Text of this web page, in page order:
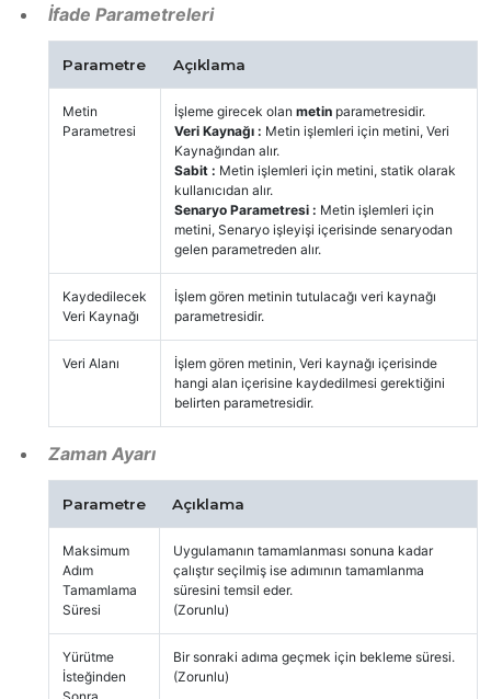
İfade Parametreleri
Parametre Açıklama
Metin
Parametresi
İşleme girecek olan metin parametresidir.
Veri Kaynağı : Metin işlemleri için metini, Veri
Kaynağından alır.
Sabit : Metin işlemleri için metini, statik olarak
kullanıcıdan alır.
Senaryo Parametresi : Metin işlemleri için
metini, Senaryo işleyişi içerisinde senaryodan
gelen parametreden alır.
Kaydedilecek
Veri Kaynağı
İşlem gören metinin tutulacağı veri kaynağı
parametresidir.
Veri Alanı
İşlem gören metinin, Veri kaynağı içerisinde
hangi alan içerisine kaydedilmesi gerektiğini
belirten parametresidir.
Zaman Ayarı
Parametre Açıklama
Maksimum
Adım
Tamamlama
Süresi
Uygulamanın tamamlanması sonuna kadar
çalıştır seçilmiş ise adımının tamamlanma
süresini temsil eder.
(Zorunlu)
Yürütme
İsteğinden
Bir sonraki adıma geçmek için bekleme süresi.
(Zorunlu)